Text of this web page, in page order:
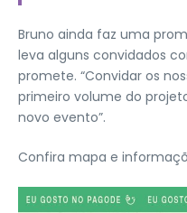
Bruno ainda faz uma
leva alguns convidados
promete. “Convidar os
primeiro volume do
novo evento”.
Confira mapa e